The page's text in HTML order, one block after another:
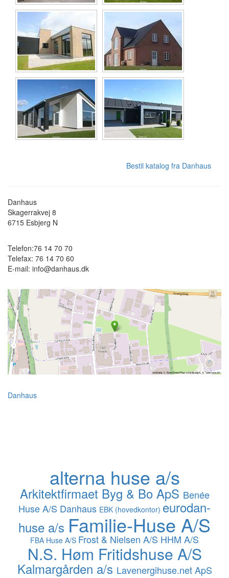
Bestil katalog fra Danhaus
Danhaus
Skagerrakvej 8
6715 Esbjerg N
Telefon:76 14 70 70
Telefax: 76 14 70 60
E-mail: info@danhaus.dk
Danhaus
alterna huse a/s
Arkitektfirmaet Byg & Bo ApS Benée
Huse A/S Danhaus EBK (hovedkontor) eurodan-
huse a/s Familie-Huse A/S
FBA Huse A/S Frost & Nielsen A/S HHM A/S
N.S. Høm Fritidshuse A/S
Kalmargården a/s Lavenergihuse.net ApS